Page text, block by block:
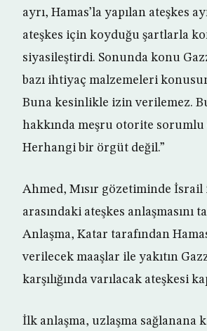
ayrı, Hamas’la yapılan ateşkes
ateşkes için koyduğu şartlarla
siyasileştirdi. Sonunda konu
bazı ihtiyaç malzemeleri
Buna kesinlikle izin verilemez.
hakkında meşru otorite sorumlu
Herhangi bir örgüt değil.”
Ahmed, Mısır gözetiminde İsrail
arasındaki ateşkes anlaşmasını
Anlaşma, Katar tarafından
verilecek maaşlar ile yakıtın
karşılığında varılacak ateşkesi
İlk anlaşma, uzlaşma sağlanana